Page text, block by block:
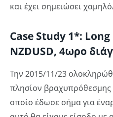
και έχει σημειώσει
Case Study 1*:
NZDUSD, 4ωρο
Την 2015/11/23
πλησίον βραχυπρόθεσμης
οποίο έδωσε σήμα για